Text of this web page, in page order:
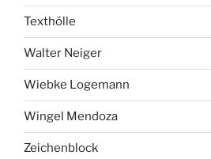
Texthölle
Walter Neiger
Wiebke Logemann
Wingel Mendoza
Zeichenblock